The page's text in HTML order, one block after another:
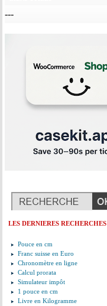
---
LES DERNIERES RECHERCHES
Pouce en cm
Franc suisse en Euro
Chronomètre en ligne
Calcul prorata
Simulateur impôt
1 pouce en cm
Livre en Kilogramme